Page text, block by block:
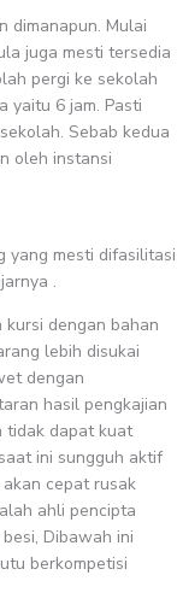
dimanapun. Mulai
juga mesti tersedia
pergi ke sekolah
yaitu 6 jam. Pasti
Sebab kedua
oleh instansi
yang mesti difasilitasi
.
dengan bahan
lebih disukai
dengan
hasil pengkajian
tidak dapat kuat
ini sungguh aktif
cepat rusak
ahli pencipta
Dibawah ini
berkompetisi